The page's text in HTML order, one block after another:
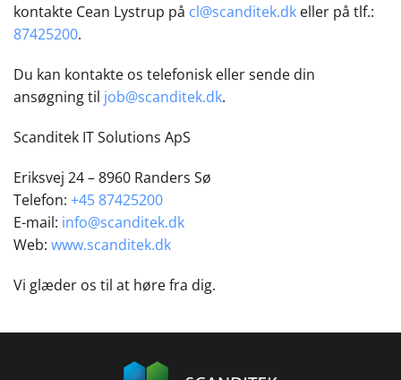
kontakte Cean Lystrup på cl@scanditek.dk eller på tlf.:
87425200.
Du kan kontakte os telefonisk eller sende din
ansøgning til job@scanditek.dk.
Scanditek IT Solutions ApS
Eriksvej 24 – 8960 Randers Sø
Telefon: +45 87425200
E-mail: info@scanditek.dk
Web: www.scanditek.dk
Vi glæder os til at høre fra dig.